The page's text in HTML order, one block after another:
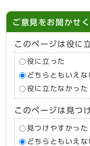
ご意見をお聞かせ
このページは役に
役に立った
どちらともいえな
役に立たなかった
このページは見つ
見つけやすかった
どちらともいえな